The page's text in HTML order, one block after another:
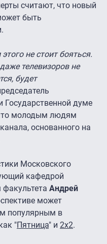
считают, что новый
быть
не стоит бояться.
телевизоров не
будет
Государственной думе
молодым людям
основанного на
Московского
кафедрой
Андрей
может
популярным в
"Пятница" и 2х2.